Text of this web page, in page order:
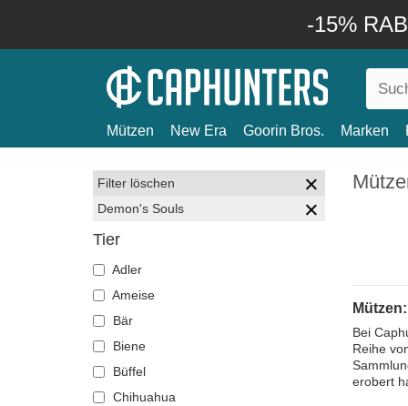
-15%
Mützen New Era Goorin Bros. Marken
Filter löschen
Demon's Souls
Tier
Adler
Ameise
Bär
Biene
Büffel
Chihuahua
Bei
Reihe
erobert